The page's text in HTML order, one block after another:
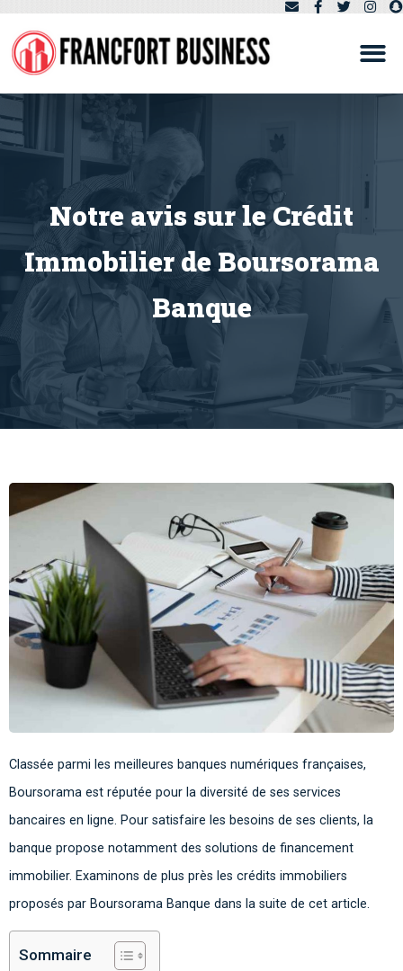
Notre avis sur le Crédit
Immobilier de Boursorama
Banque
Classée parmi les meilleures banques numériques françaises,
Boursorama est réputée pour la diversité de ses services
bancaires en ligne. Pour satisfaire les besoins de ses clients, la
banque propose notamment des solutions de financement
immobilier. Examinons de plus près les crédits immobiliers
proposés par Boursorama Banque dans la suite de cet article.
Sommaire